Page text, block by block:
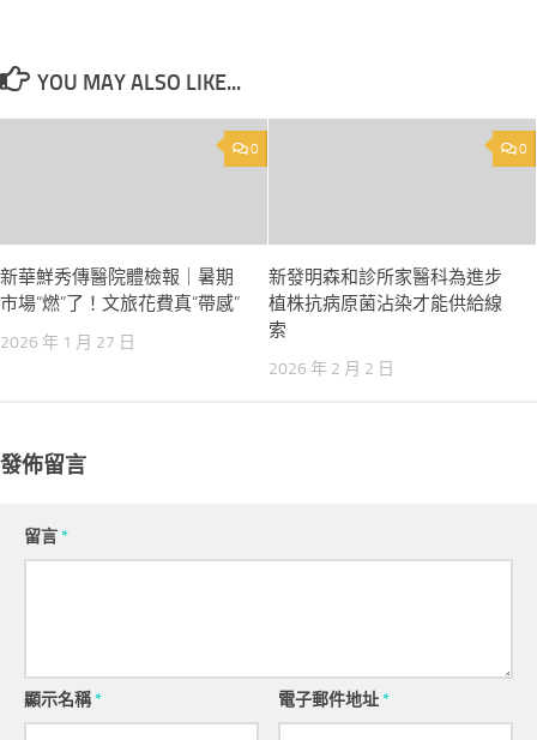
YOU MAY ALSO LIKE...
0
新華鮮秀傳醫院體檢報｜暑期
市場“燃”了！文旅花費真“帶感”
2026 年 1 月 27 日
0
新發明森和診所家醫科為進步
植株抗病原菌沾染才能供給線
索
2026 年 2 月 2 日
發佈留言
留言*
顯示名稱* 電子郵件地址*